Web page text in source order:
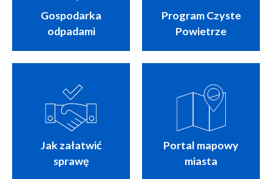
Gospodarka
odpadami
Program Czyste
Powietrze
Jak załatwić
sprawę
Portal mapowy
miasta